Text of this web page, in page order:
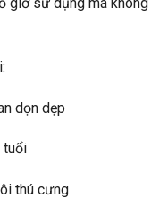
dọn dẹp
tuổi
thú cưng